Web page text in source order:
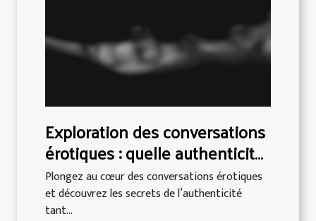
Exploration des conversations
érotiques : quelle authenticité
recherchent les utilisateurs ?
Plongez au cœur des conversations érotiques
et découvrez les secrets de l’authenticité
tant...